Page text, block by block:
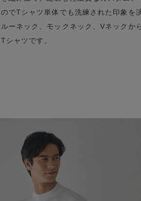
でTシャツ単体でも洗練された印象を
ーネック、モックネック、Vネックか
シャツです。